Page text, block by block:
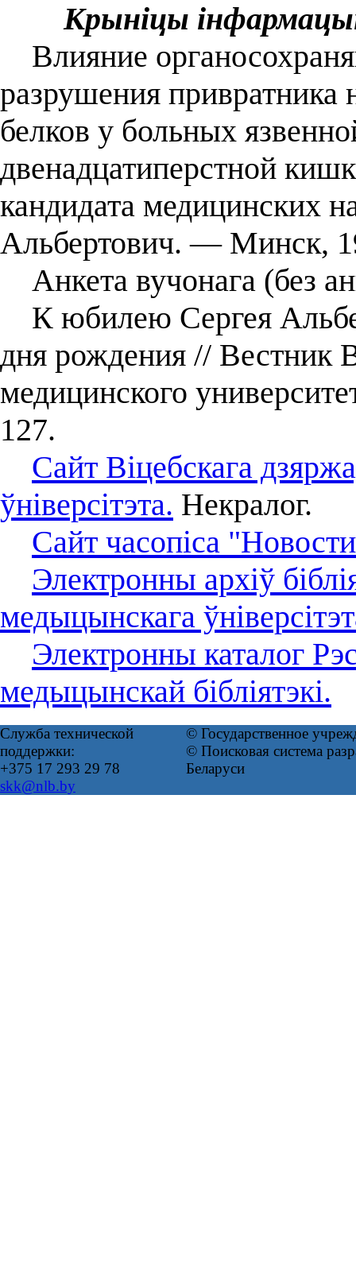
Крыніцы
Влияние
разрушения
белков у больных
двенадцатиперстной
кандидата медицинских
Альбертович. — Минск,
Анкета вучонага (без
К юбилею Сергея
дня рождения // Вестник
медицинского
127.
Сайт Віцебскага
ўніверсітэта. Некралог.
Сайт часопіса
Электронны архіў
медыцынскага
Электронны каталог
медыцынскай бібліятэкі.
Служба технической
поддержки:
+375 17 293 29 78
skk@nlb.by
© Государственное
© Поисковая система
Беларуси